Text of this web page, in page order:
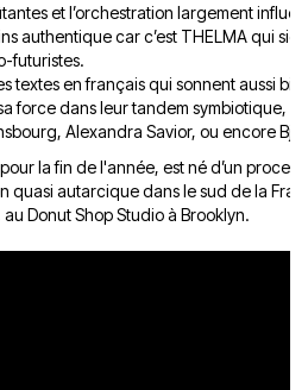
et l’orchestration largement
authentique car c’est THELMA qui
futuristes.
textes en français qui sonnent aussi
force dans leur tandem symbiotique, à
Alexandra Savior, ou encore
la fin de l'année, est né d’un
quasi autarcique dans le sud de la
Donut Shop Studio à Brooklyn.